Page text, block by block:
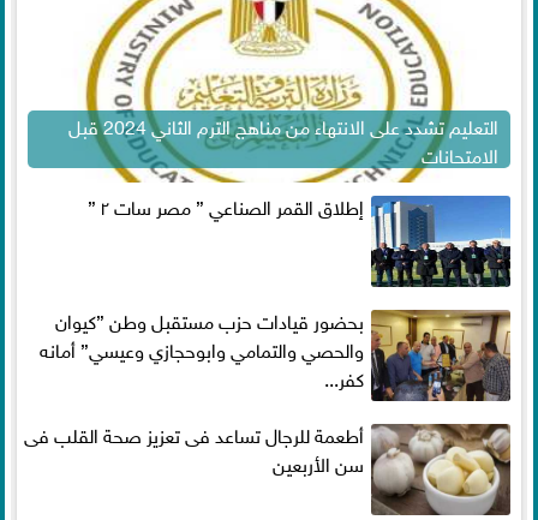
التعليم تشدد على الانتهاء من مناهج الترم الثاني 2024 قبل
الامتحانات
إطلاق القمر الصناعي ” مصر سات ٢ ”
بحضور قيادات حزب مستقبل وطن ”كيوان
والحصي والتمامي وابوحجازي وعيسي” أمانه
كفر...
أطعمة للرجال تساعد فى تعزيز صحة القلب فى
سن الأربعين